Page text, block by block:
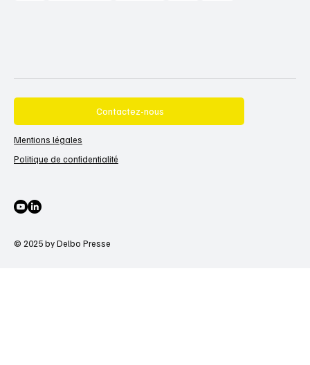
© 2025 by Delbo Presse
Contactez-nous
Mentions légales
Politique de confidentialité